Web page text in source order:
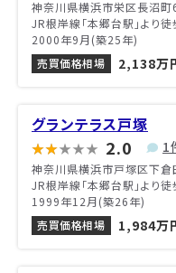
神奈川県横浜市栄区長沼
JR根岸線「本郷台駅」より
2000年9月(築25年)
売買価格相場
2,138万
グランテラス戸塚
2.0 1
神奈川県横浜市戸塚区下
JR根岸線「本郷台駅」より
1999年12月(築26年)
売買価格相場
1,984万